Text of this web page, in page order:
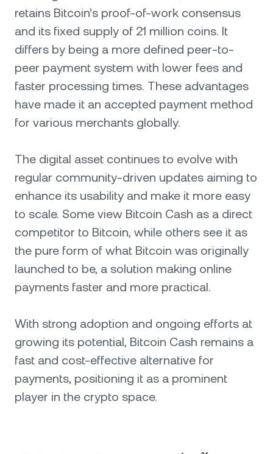
retains Bitcoin’s proof-of-work consensus
and its fixed supply of 21 million coins. It
differs by being a more defined peer-to-
peer payment system with lower fees and
faster processing times. These advantages
have made it an accepted payment method
for various merchants globally.
The digital asset continues to evolve with
regular community-driven updates aiming to
enhance its usability and make it more easy
to scale. Some view Bitcoin Cash as a direct
competitor to Bitcoin, while others see it as
the pure form of what Bitcoin was originally
launched to be, a solution making online
payments faster and more practical.
With strong adoption and ongoing efforts at
growing its potential, Bitcoin Cash remains a
fast and cost-effective alternative for
payments, positioning it as a prominent
player in the crypto space.